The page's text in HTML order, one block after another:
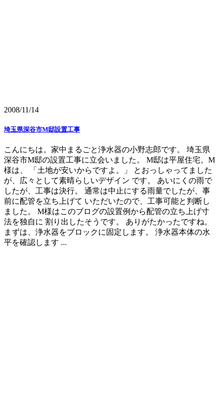
2008/11/14
埼玉県深谷市M邸設置工事
こんにちは。家中まるごと浄水器の小野志郎です。 埼玉県
深谷市M邸の設置工事に立会いました。 M邸は平屋住宅。M
様は、 「土地が安いからですよ。」 とおっしゃってました
が、広々として素晴らしいデザイン です。 あいにくの雨で
したが、工事は決行。 通常は中止にする雨量でしたが、事
前に配管を立ち上げて いただいたので、工事可能と判断し
ました。 M様はこのブログの設置例から配管の立ち上げ寸
法を独自に 割り出したそうです。 ありがたかったですね。
まずは、浄水器をブロックに固定します。 浄水器本体の水
平を確認します ...